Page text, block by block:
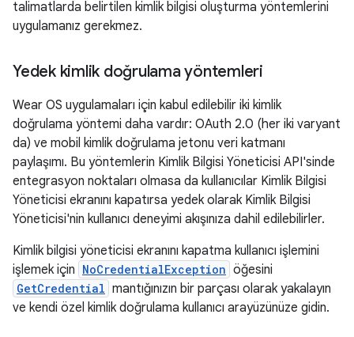
talimatlarda belirtilen kimlik bilgisi oluşturma yöntemlerini
uygulamanız gerekmez.
Yedek kimlik doğrulama yöntemleri
Wear OS uygulamaları için kabul edilebilir iki kimlik
doğrulama yöntemi daha vardır: OAuth 2.0 (her iki varyant
da) ve mobil kimlik doğrulama jetonu veri katmanı
paylaşımı. Bu yöntemlerin Kimlik Bilgisi Yöneticisi API'sinde
entegrasyon noktaları olmasa da kullanıcılar Kimlik Bilgisi
Yöneticisi ekranını kapatırsa yedek olarak Kimlik Bilgisi
Yöneticisi'nin kullanıcı deneyimi akışınıza dahil edilebilirler.
Kimlik bilgisi yöneticisi ekranını kapatma kullanıcı işlemini
işlemek için NoCredentialException öğesini
GetCredential mantığınızın bir parçası olarak yakalayın
ve kendi özel kimlik doğrulama kullanıcı arayüzünüze gidin.